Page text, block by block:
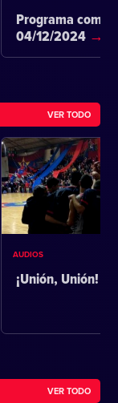
Programa
04/12/2024
VER TODO
AUDIOS
¡Unión, Unión!
VER TODO